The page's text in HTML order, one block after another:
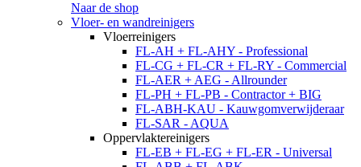
Naar de shop
Vloer- en wandreinigers
Vloerreinigers
FL-AH + FL-AHY - Professional
FL-CG + FL-CR + FL-RY - Commercial
FL-AER + AEG - Allrounder
FL-PH + FL-PB - Contractor + BIG
FL-ABH-KAU - Kauwgomverwijderaar
FL-SAR - AQUA
Oppervlaktereinigers
FL-EB + FL-EG + FL-ER - Universal